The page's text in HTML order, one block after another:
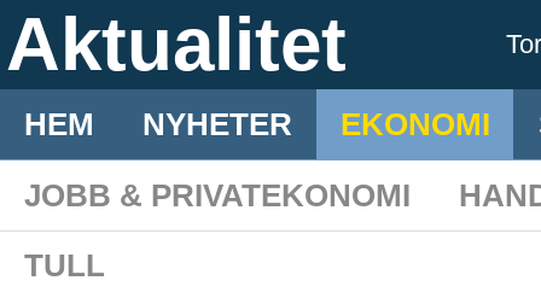
Aktualitet
HEM NYHETER EKONOMI
JOBB & PRIVATEKONOMI
TULL